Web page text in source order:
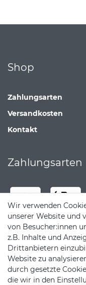
Shop
Zahlungsarten
Versandkosten
Kontakt
Zahlungsarten
Wir verwenden
unserer Website und
von Besucher:innen
z.B. Inhalte und
Drittanbietern
Website zu
durch gesetzte
die wir in den